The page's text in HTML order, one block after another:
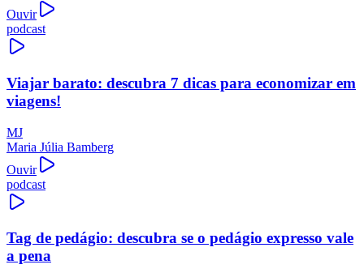
Ouvir
podcast
Viajar barato: descubra 7 dicas para economizar em
viagens!
MJ
Maria Júlia Bamberg
Ouvir
podcast
Tag de pedágio: descubra se o pedágio expresso vale
a pena